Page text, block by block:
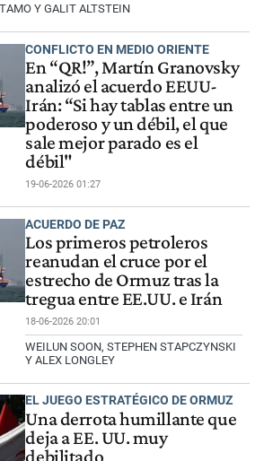
Y GALIT ALTSTEIN
CONFLICTO EN MEDIO ORIENTE
En “QR!”, Martín Granovsky
analizó el acuerdo EEUU-
Irán: “Si hay tablas entre un
poderoso y un débil, el que
sale mejor parado es el
débil"
19-06-2026 01:27
ACUERDO DE PAZ
Los primeros petroleros
reanudan el cruce por el
estrecho de Ormuz tras la
tregua entre EE.UU. e Irán
18-06-2026 20:01
WEILUN SOON, STEPHEN STAPCZYNSKI
Y ALEX LONGLEY
EL JUEGO ESTRATÉGICO DE ORMUZ
Una derrota humillante que
deja a EE. UU. muy
debilitado